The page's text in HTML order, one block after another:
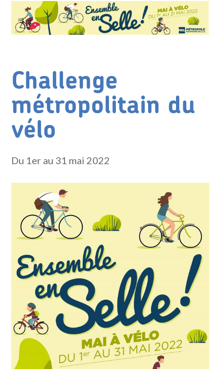
Challenge
métropolitain du
vélo
Du 1er au 31 mai 2022